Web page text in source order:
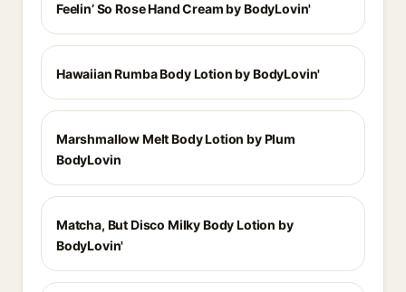
Feelin’ So Rose Hand Cream by BodyLovin'
Hawaiian Rumba Body Lotion by BodyLovin'
Marshmallow Melt Body Lotion by Plum
BodyLovin
Matcha, But Disco Milky Body Lotion by
BodyLovin'